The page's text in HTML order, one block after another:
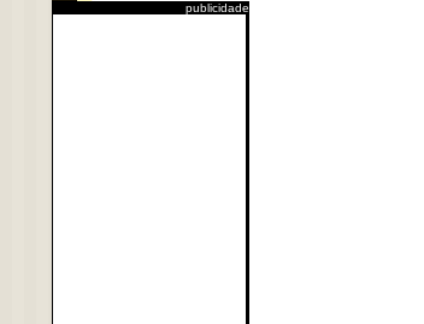
publicidade